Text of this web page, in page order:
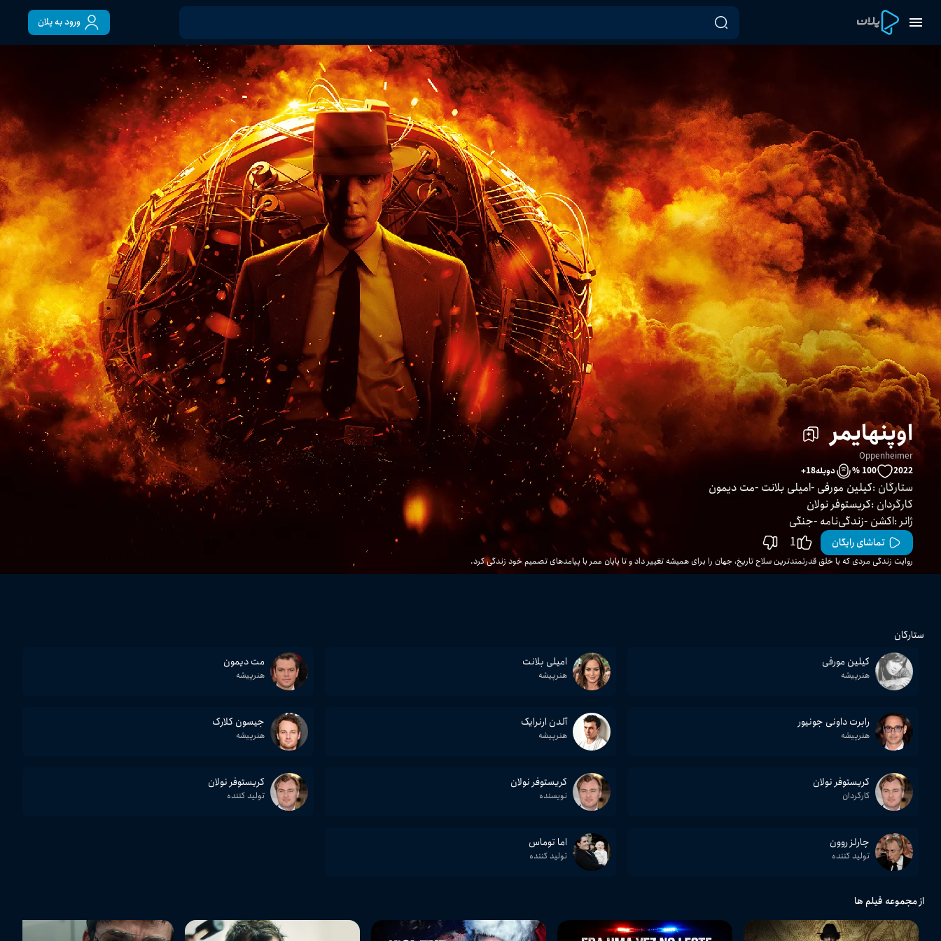
ورود به پلان
اوپنهایمر
Oppenheimer
2022
100 % دوبله18
+
ستارگان :کیلین مورفی امیلی بلانت مت دیمون
کارگردان :کریستوفر نولان
ژانر :اکشن زندگی‌نامه جنگی
تماشای رایگان 1
روایت زندگی مردی که با خلق قدرتمندترین سلاح تاریخ، جهان را برای همیشه تغییر داد و تا پایان عمر با پیامدهای تصمیم خود زندگی کرد.
ستارگان
کیلین مورفی
هنرپیشه
امیلی بلانت
هنرپیشه
مت دیمون
هنرپیشه
رابرت داونی جونیور
هنرپیشه
آلدن ارنرایک
هنرپیشه
جیسون کلارک
هنرپیشه
کریستوفر نولان
کارگردان
کریستوفر نولان
نویسنده
کریستوفر نولان
تولید کننده
چارلز روون
تولید کننده
اما توماس
تولید کننده
از مجموعه فیلم ها